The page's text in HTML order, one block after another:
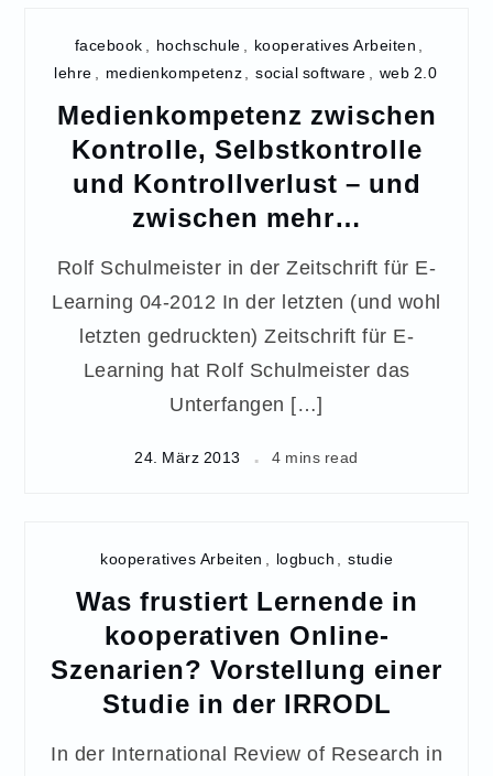
facebook hochschule kooperatives Arbeiten
lehre
medienkompetenz social software web 2.0
Medienkompetenz zwischen
Kontrolle, Selbstkontrolle
und Kontrollverlust – und
zwischen mehr…
Rolf Schulmeister in der Zeitschrift für E-
Learning 04-2012 In der letzten (und wohl
letzten gedruckten) Zeitschrift für E-
Learning hat Rolf Schulmeister das
Unterfangen […]
24. März 2013 4 mins read
kooperatives Arbeiten logbuch studie
Was frustiert Lernende in
kooperativen Online-
Szenarien? Vorstellung einer
Studie in der IRRODL
In der International Review of Research in